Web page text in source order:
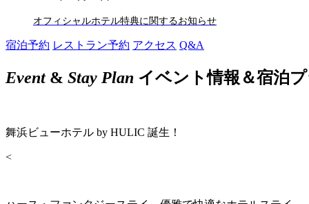
オフィシャルホテル特典に関するお知らせ
宿泊予約 レストラン予約 アクセス Q&A
Event& Stay Plan イベント情報＆宿泊
舞浜ビューホテル by HULIC 誕生！
<